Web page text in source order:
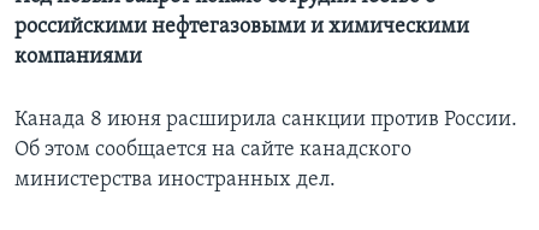
российскими нефтегазовыми и химическими
компаниями
Канада 8 июня расширила санкции против России.
Об этом сообщается на сайте канадского
министерства иностранных дел.